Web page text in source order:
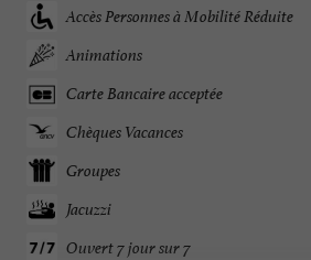
Accès Personnes à Mobilité Réduite
Animations
Carte Bancaire acceptée
Chèques Vacances
Groupes
Jacuzzi
Ouvert 7 jour sur 7